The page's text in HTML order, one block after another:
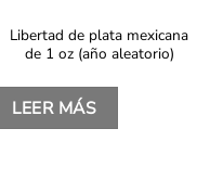
Libertad de plata mexicana
de 1 oz (año aleatorio)
LEER MÁS